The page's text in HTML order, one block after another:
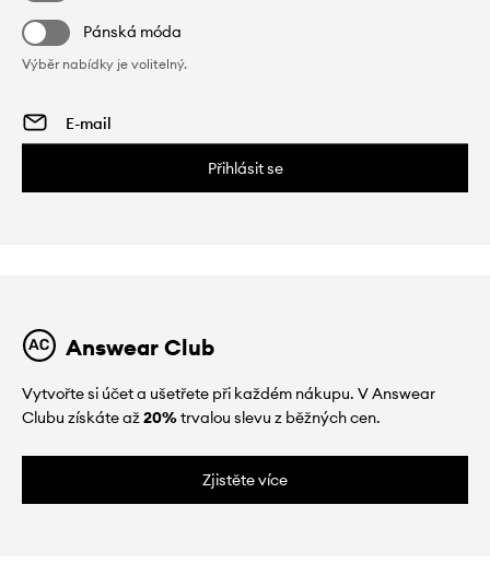
Pánská móda
Výběr nabídky je volitelný.
Přihlásit se
Answear Club
Vytvořte si účet a ušetřete při každém nákupu. V Answear
Clubu získáte až20%trvalou slevu z běžných cen.
Zjistěte více